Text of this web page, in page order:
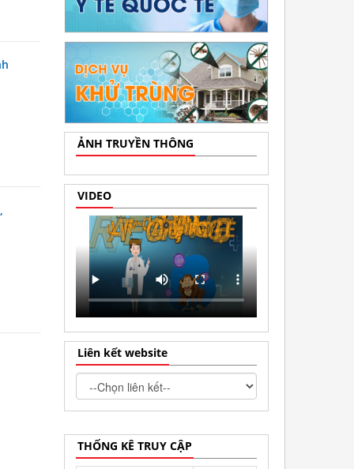
ẢNH TRUYỀN THÔNG
VIDEO
Liên kết website
THỐNG KÊ TRUY CẬP